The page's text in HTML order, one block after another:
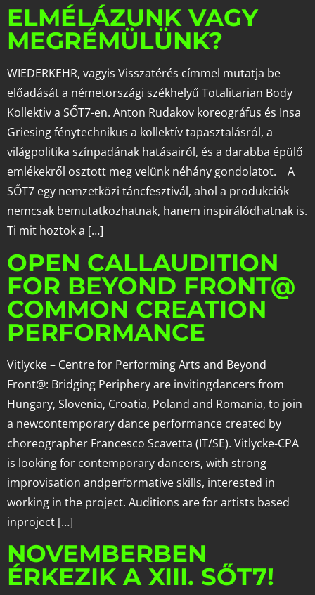
ELMÉLÁZUNK VAGY
MEGRÉMÜLÜNK?
WIEDERKEHR, vagyis Visszatérés címmel mutatja be
előadását a németországi székhelyű Totalitarian Body
Kollektiv a SŐT7-en. Anton Rudakov koreográfus és Insa
Griesing fénytechnikus a kollektív tapasztalásról, a
világpolitika színpadának hatásairól, és a darabba épülő
emlékekről osztott meg velünk néhány gondolatot. A
SŐT7 egy nemzetközi táncfesztivál, ahol a produkciók
nemcsak bemutatkozhatnak, hanem inspirálódhatnak is.
Ti mit hoztok a […]
OPEN CALLAUDITION
FOR BEYOND FRONT@
COMMON CREATION
PERFORMANCE
Vitlycke – Centre for Performing Arts and Beyond
Front@: Bridging Periphery are invitingdancers from
Hungary, Slovenia, Croatia, Poland and Romania, to join
a newcontemporary dance performance created by
choreographer Francesco Scavetta (IT/SE). Vitlycke-CPA
is looking for contemporary dancers, with strong
improvisation andperformative skills, interested in
working in the project. Auditions are for artists based
inproject […]
NOVEMBERBEN
ÉRKEZIK A XIII. SŐT7!